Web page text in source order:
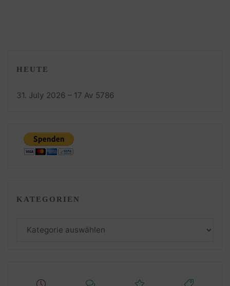
HEUTE
31. July 2026 – 17 Av 5786
KATEGORIEN